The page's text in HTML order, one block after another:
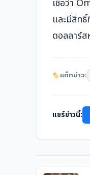
เชื่อว่า
และมีสิท
ดอลลาร์
แท็กข่าว:
แชร์ข่าวนี้: